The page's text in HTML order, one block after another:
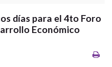
días para el 4to Foro
Económico